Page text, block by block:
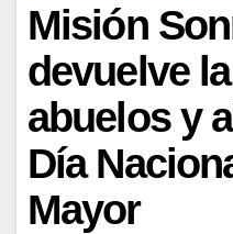
Misión
devuelve
abuelos y
Día
Mayor